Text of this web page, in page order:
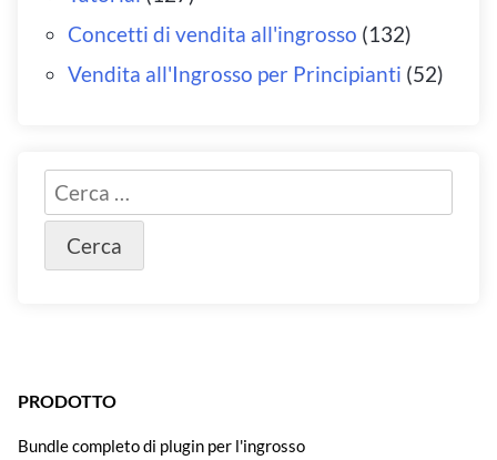
Concetti di vendita all'ingrosso (132)
Vendita all'Ingrosso per Principianti (52)
PRODOTTO
Bundle completo di plugin per l'ingrosso